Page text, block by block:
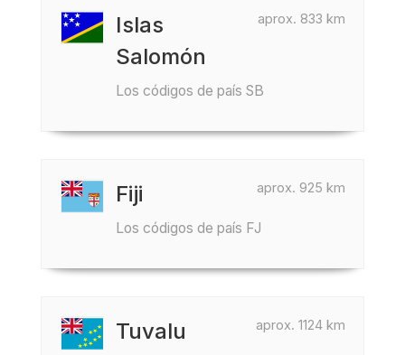
aprox. 833 km
Islas
Salomón
Los códigos de país SB
aprox. 925 km
Fiji
Los códigos de país FJ
aprox. 1124 km
Tuvalu